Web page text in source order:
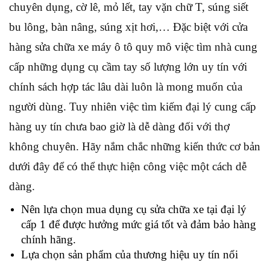
chuyên dụng, cờ lê, mỏ lết, tay vặn chữ T, súng siết
bu lông, bàn nâng, súng xịt hơi,… Đặc biệt với cửa
hàng sửa chữa xe máy ô tô quy mô việc tìm nhà cung
cấp những dụng cụ cầm tay số lượng lớn uy tín với
chính sách hợp tác lâu dài luôn là mong muốn của
người dùng. Tuy nhiên việc tìm kiếm đại lý cung cấp
hàng uy tín chưa bao giờ là dễ dàng đối với thợ
không chuyên. Hãy nắm chắc những kiến thức cơ bản
dưới đây để có thể thực hiện công việc một cách dễ
dàng.
Nên lựa chọn mua dụng cụ sửa chữa xe tại đại lý
cấp 1 để được hưởng mức giá tốt và đảm bảo hàng
chính hãng.
Lựa chọn sản phẩm của thương hiệu uy tín nổi